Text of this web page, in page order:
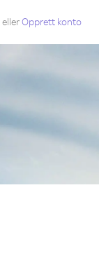
ellerOpprett konto